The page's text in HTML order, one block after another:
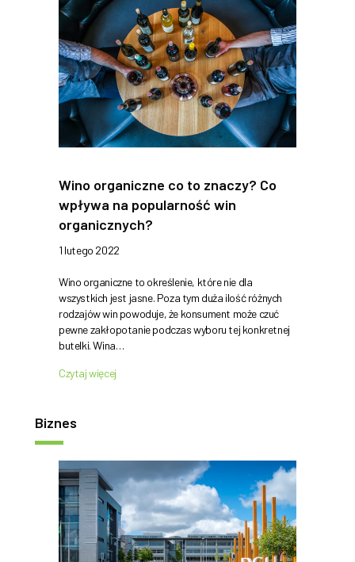
Wino organiczne co to znaczy? Co
wpływa na popularność win
organicznych?
1 lutego 2022
Wino organiczne to określenie, które nie dla
wszystkich jest jasne. Poza tym duża ilość różnych
rodzajów win powoduje, że konsument może czuć
pewne zakłopotanie podczas wyboru tej konkretnej
butelki. Wina…
Czytaj więcej
Biznes